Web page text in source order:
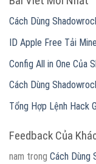
Cách Dùng
ID Apple Free Tải
Config All in One Của
Cách Dùng
Tổng Hợp Lệnh Hack
Feedback Của
nam trong Cách Dùng